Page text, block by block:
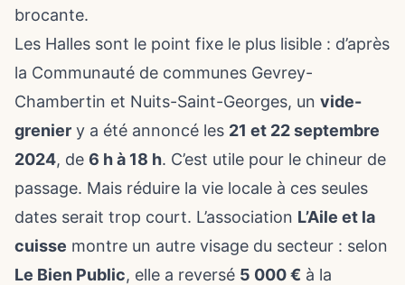
brocante.
Les Halles sont le point fixe le plus lisible : d’après
la Communauté de communes Gevrey-
Chambertin et Nuits-Saint-Georges, un vide-
grenier y a été annoncé les 21 et 22 septembre
2024, de 6 h à 18 h. C’est utile pour le chineur de
passage. Mais réduire la vie locale à ces seules
dates serait trop court. L’association L’Aile et la
cuisse montre un autre visage du secteur : selon
Le Bien Public, elle a reversé 5 000 € à la